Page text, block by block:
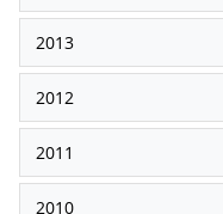
2013
2012
2011
2010